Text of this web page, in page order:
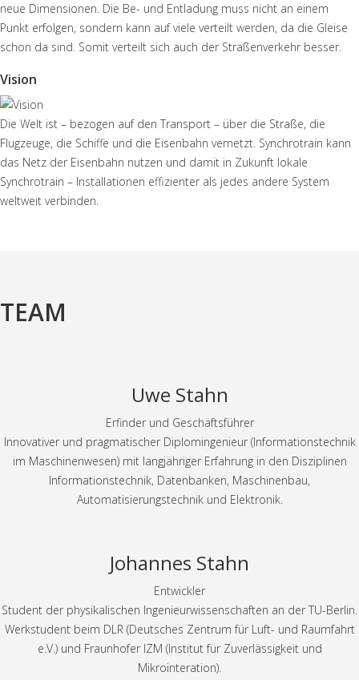
neue Dimensionen. Die Be- und Entladung muss nicht an einem
Punkt erfolgen, sondern kann auf viele verteilt werden, da die Gleise
schon da sind. Somit verteilt sich auch der Straßenverkehr besser.
Vision
Die Welt ist – bezogen auf den Transport – über die Straße, die
Flugzeuge, die Schiffe und die Eisenbahn vernetzt. Synchrotrain kann
das Netz der Eisenbahn nutzen und damit in Zukunft lokale
Synchrotrain – Installationen effizienter als jedes andere System
weltweit verbinden.
TEAM
Uwe Stahn
Erfinder und Geschäftsführer
Innovativer und pragmatischer Diplomingenieur (Informationstechnik
im Maschinenwesen) mit langjähriger Erfahrung in den Disziplinen
Informationstechnik, Datenbanken, Maschinenbau,
Automatisierungstechnik und Elektronik.
Johannes Stahn
Entwickler
Student der physikalischen Ingenieurwissenschaften an der TU-Berlin.
Werkstudent beim DLR (Deutsches Zentrum für Luft- und Raumfahrt
e.V.) und Fraunhofer IZM (Institut für Zuverlässigkeit und
Mikrointeration).